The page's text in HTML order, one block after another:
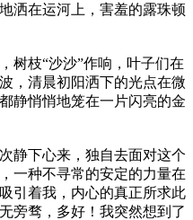
洒在运河上，害羞的露珠顿
树枝“沙沙”作响，叶子们在
，清晨初阳洒下的光点在微
静悄悄地笼在一片闪亮的金
静下心来，独自去面对这个
一种不寻常的安定的力量在
引着我，内心的真正所求此
旁骛，多好！我突然想到了